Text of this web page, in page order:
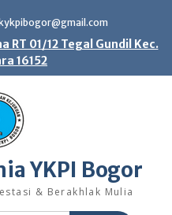
RT 01/12 Tegal Gundil Kec.
16152
YKPI Bogor
& Berakhlak Mulia